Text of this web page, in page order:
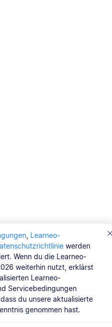
, Learneo-
werden
Wenn du die Learneo-
weiterhin nutzt, erklärst
Learneo-
Servicebedingungen
du unsere aktualisierte
genommen hast.